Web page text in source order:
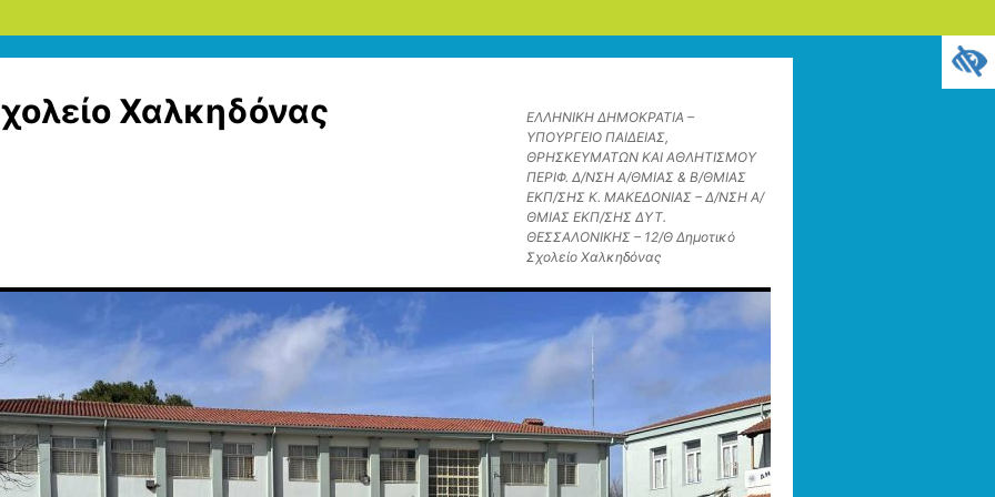
Χαλκηδόνας
ΕΛΛΗΝΙΚΗ ΔΗΜΟΚΡΑΤΙΑ –
ΥΠΟΥΡΓΕΙΟ ΠΑΙΔΕΙΑΣ,
ΘΡΗΣΚΕΥΜΑΤΩΝ ΚΑΙ ΑΘΛΗΤΙΣΜΟΥ
ΠΕΡΙΦ. Δ/ΝΣΗ Α/ΘΜΙΑΣ & Β/ΘΜΙΑΣ
ΕΚΠ/ΣΗΣ Κ. ΜΑΚΕΔΟΝΙΑΣ – Δ/ΝΣΗ Α/
ΘΜΙΑΣ ΕΚΠ/ΣΗΣ ΔΥΤ.
ΘΕΣΣΑΛΟΝΙΚΗΣ – 12/Θ Δημοτικό
Σχολείο Χαλκηδόνας